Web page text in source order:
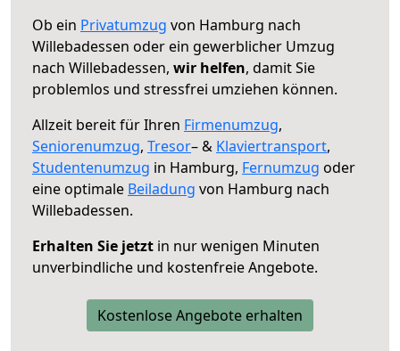
Ob ein Privatumzug von Hamburg nach
Willebadessen oder ein gewerblicher Umzug
nach Willebadessen, wir helfen, damit Sie
problemlos und stressfrei umziehen können.
Allzeit bereit für Ihren Firmenumzug,
Seniorenumzug, Tresor– & Klaviertransport,
Studentenumzug in Hamburg, Fernumzug oder
eine optimale Beiladung von Hamburg nach
Willebadessen.
Erhalten Sie jetzt in nur wenigen Minuten
unverbindliche und kostenfreie Angebote.
Kostenlose Angebote erhalten